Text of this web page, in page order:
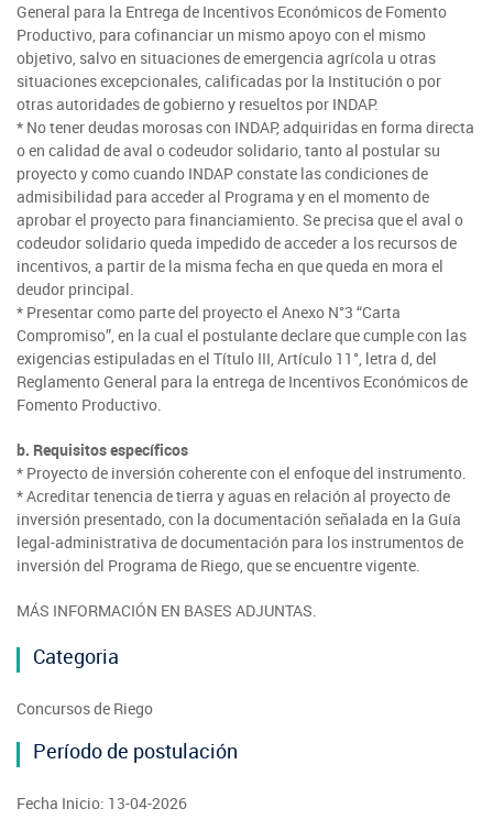
Videos
Podcast
Fotografía
Biblioteca
General para la Entrega de Incentivos Económicos de Fomento
Productivo, para cofinanciar un mismo apoyo con el mismo
objetivo, salvo en situaciones de emergencia agrícola u otras
situaciones excepcionales, calificadas por la Institución o por
otras autoridades de gobierno y resueltos por INDAP.
* No tener deudas morosas con INDAP, adquiridas en forma directa
o en calidad de aval o codeudor solidario, tanto al postular su
proyecto y como cuando INDAP constate las condiciones de
admisibilidad para acceder al Programa y en el momento de
aprobar el proyecto para financiamiento. Se precisa que el aval o
codeudor solidario queda impedido de acceder a los recursos de
incentivos, a partir de la misma fecha en que queda en mora el
deudor principal.
* Presentar como parte del proyecto el Anexo N°3 “Carta
Compromiso”, en la cual el postulante declare que cumple con las
exigencias estipuladas en el Título III, Artículo 11°, letra d, del
Reglamento General para la entrega de Incentivos Económicos de
Fomento Productivo.
b. Requisitos específicos
* Proyecto de inversión coherente con el enfoque del instrumento.
* Acreditar tenencia de tierra y aguas en relación al proyecto de
inversión presentado, con la documentación señalada en la Guía
legal-administrativa de documentación para los instrumentos de
inversión del Programa de Riego, que se encuentre vigente.
MÁS INFORMACIÓN EN BASES ADJUNTAS.
Categoria
Concursos de Riego
Período de postulación
Fecha Inicio: 13-04-2026